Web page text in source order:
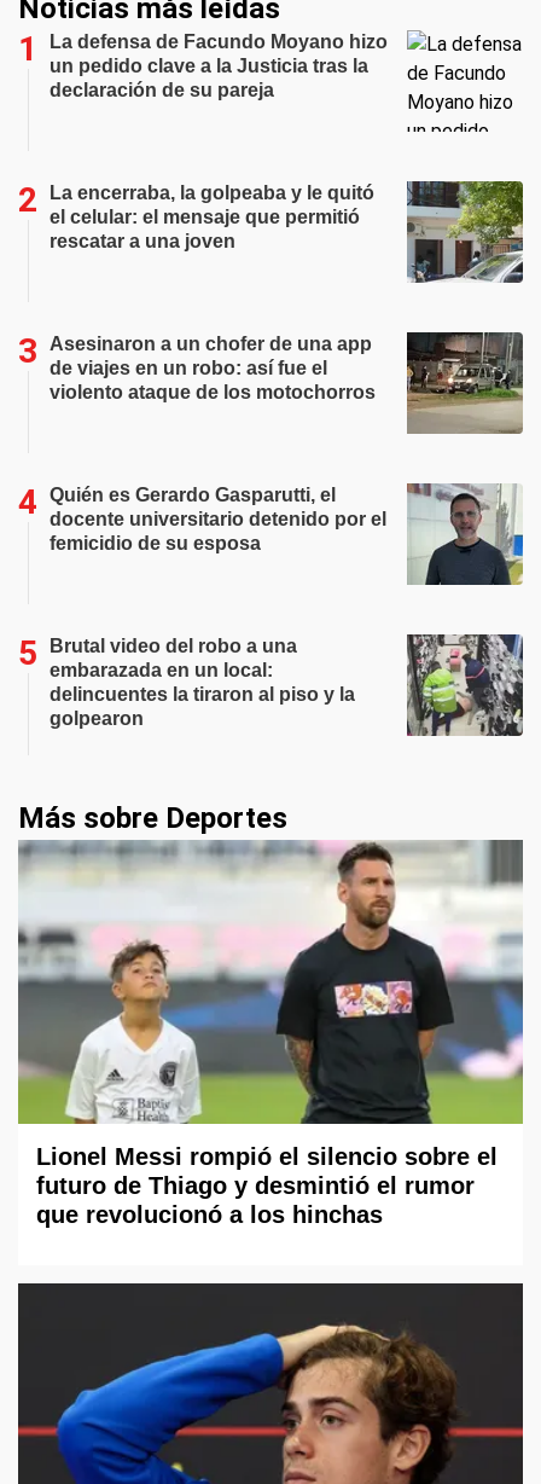
Noticias más leídas
La defensa de Facundo Moyano hizo
un pedido clave a la Justicia tras la
declaración de su pareja
La encerraba, la golpeaba y le quitó
el celular: el mensaje que permitió
rescatar a una joven
Asesinaron a un chofer de una app
de viajes en un robo: así fue el
violento ataque de los motochorros
Quién es Gerardo Gasparutti, el
docente universitario detenido por el
femicidio de su esposa
Brutal video del robo a una
embarazada en un local:
delincuentes la tiraron al piso y la
golpearon
Más sobre Deportes
Lionel Messi rompió el silencio sobre el
futuro de Thiago y desmintió el rumor
que revolucionó a los hinchas